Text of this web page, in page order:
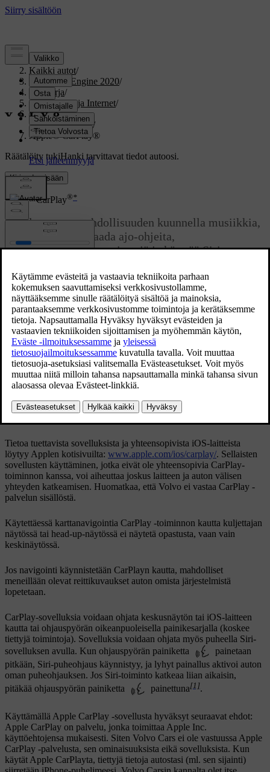
Tuki/
Kaikki autot/
V60 Twin Engine 2020/
Ohjekirja/
Ääni, media ja Internet/
Puhelin/
Apple CarPlay/
Apple® CarPlay®
Räätälöity tukiHanki tarvittavat tiedot autoosi.
Kirjaudu sisään
Päivitetty 19.03.2020
Apple®CarPlay®*
CarPlay antaa mahdollisuuden kuunnella musiikkia,
soittaa puheluja, saada ajo-ohjeita,
lähettää/vastaanottaa viestejä ja käyttää Siri-
CarPlay-tukea, se voidaan asentaa jälkikäteen. Ottakaa yhteyttä
Tietoa tuettavista sovelluksista ja yhteensopivista iOS-laitteista
löytyy Applen kotisivuilta: www.apple.com/ios/carplay/. Sellaisten
sovellusten käyttäminen, jotka eivät ole yhteensopivia CarPlay-
toiminnon kanssa, voi aiheuttaa joskus laitteen ja auton välisen
yhteyden katkeamisen. Huomatkaa, että Volvo ei vastaa CarPlay -
palvelun sisällöstä.
Käytettäessä karttanavigointia CarPlay -toiminnon kautta kuljettajan
näytössä tai head-up-näytössä ei näytetä opastusta, vaan vain
keskinäytössä.
Jos navigointi käynnistetään CarPlayn kautta, mahdolliset
meneillään olevat reittikuvaukset auton omista järjestelmistä
lopetetaan.
CarPlay-sovelluksia voidaan ohjata keskusnäytön tai iOS-laitteen
kautta tai ohjauspyörän oikeanpuoleisella painikesarjalla (koskee
tiettyjä toimintoja). Sovelluksia voidaan ohjata myös puheella Siri-
sovelluksen avulla. Kun ohjauspyörän painiketta
painetaan
pitkään, Siri-puheohjaus käynnistyy, ja lyhyt painallus aktivoi auton
oman puheohjauksen. Jos Siri-toiminto katkeaa liian aikaisin,
pitäkää ohjauspyörän painiketta
painettuna[1].
Käyttämällä Apple CarPlay -sovellusta hyväksyt seuraavat ehdot:
Apple CarPlay on palvelu, jonka toimittaa Apple Inc.
käyttöehtojensa mukaisesti. Siten Volvo Cars ei ole vastuussa Apple
CarPlay -palvelusta, sen ominaisuuksista eikä sovelluksista. Kun
käytät Apple CarPlayta, tiettyjä tietoja autostasi (ml. sen sijainti)